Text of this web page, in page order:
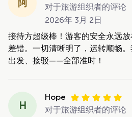
阿
对于旅游组织者的评论
2026年 3月 2日
接待方超级棒！游客的安全永远
差错。一切清晰明了，运转顺畅。
出发、接驳——全部准时！
H
Hope
对于旅游组织者的评论